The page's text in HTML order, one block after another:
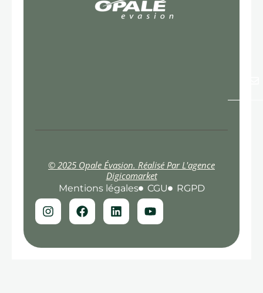
© 2025 Opale Évasion. Réalisé Par L'agence
Digicomarket
Mentions légales CGU RGPD